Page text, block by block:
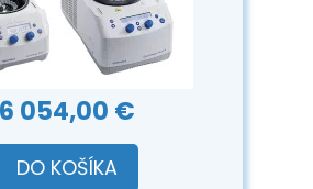
6 054,00 €
DO KOŠÍKA